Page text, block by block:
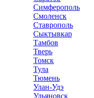
Симферополь
Смоленск
Ставрополь
Сыктывкар
Тамбов
Тверь
Томск
Тула
Тюмень
Улан-Удэ
Ульяновск